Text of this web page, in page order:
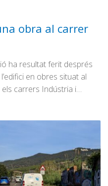
obra al carrer
ha resultat ferit després
en obres situat al
carrers Indústria i…